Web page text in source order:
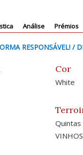
Análise Prémios
RESPONSÁVEL! /
Cor
White
Quintas
VINHOS